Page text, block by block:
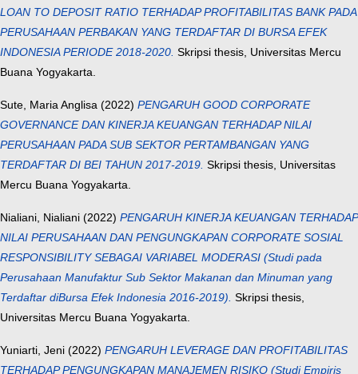
LOAN TO DEPOSIT RATIO TERHADAP PROFITABILITAS BANK PADA
PERUSAHAAN PERBAKAN YANG TERDAFTAR DI BURSA EFEK
INDONESIA PERIODE 2018-2020. Skripsi thesis, Universitas Mercu
Buana Yogyakarta.
Sute, Maria Anglisa (2022) PENGARUH GOOD CORPORATE
GOVERNANCE DAN KINERJA KEUANGAN TERHADAP NILAI
PERUSAHAAN PADA SUB SEKTOR PERTAMBANGAN YANG
TERDAFTAR DI BEI TAHUN 2017-2019. Skripsi thesis, Universitas
Mercu Buana Yogyakarta.
Nialiani, Nialiani (2022) PENGARUH KINERJA KEUANGAN TERHADAP
NILAI PERUSAHAAN DAN PENGUNGKAPAN CORPORATE SOSIAL
RESPONSIBILITY SEBAGAI VARIABEL MODERASI (Studi pada
Perusahaan Manufaktur Sub Sektor Makanan dan Minuman yang
Terdaftar diBursa Efek Indonesia 2016-2019). Skripsi thesis,
Universitas Mercu Buana Yogyakarta.
Yuniarti, Jeni (2022) PENGARUH LEVERAGE DAN PROFITABILITAS
TERHADAP PENGUNGKAPAN MANAJEMEN RISIKO (Studi Empiris